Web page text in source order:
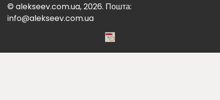
© alekseev.com.ua, 2026. Пошта:
info@alekseev.com.ua